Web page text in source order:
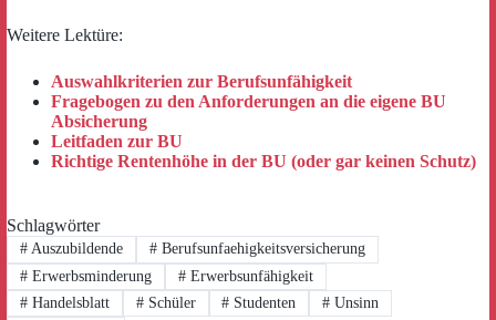
Weitere Lektüre:
Auswahlkriterien zur Berufsunfähigkeit
Fragebogen zu den Anforderungen an die eigene BU
Absicherung
Leitfaden zur BU
Richtige Rentenhöhe in der BU (oder gar keinen Schutz)
Schlagwörter
#Auszubildende #Berufsunfaehigkeitsversicherung
#Erwerbsminderung #Erwerbsunfähigkeit
#Handelsblatt #Schüler # Studenten # Unsinn